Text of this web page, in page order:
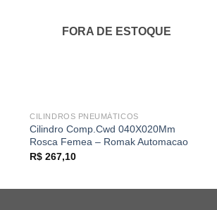
FORA DE ESTOQUE
CILINDROS PNEUMÁTICOS
Cilindro Comp.Cwd 040X020Mm
Rosca Femea – Romak Automacao
R$ 267,10